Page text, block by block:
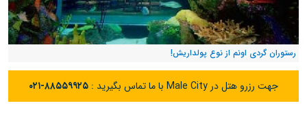
رستوران گردی اونم از نوع پولداریش!
جهت رزرو هتل در Male City با ما تماس بگیرید : ۰۲۱-۸۸۵۵۹۹۲۵